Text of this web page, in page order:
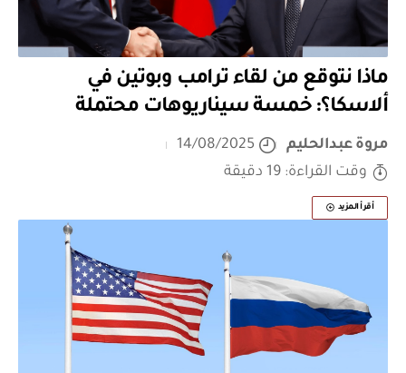
ماذا نتوقع من لقاء ترامب وبوتين في
ألاسكا؟: خمسة سيناريوهات محتملة
مروة عبدالحليم
14/08/2025
وقت القراءة: 19 دقيقة
أقرأ المزيد